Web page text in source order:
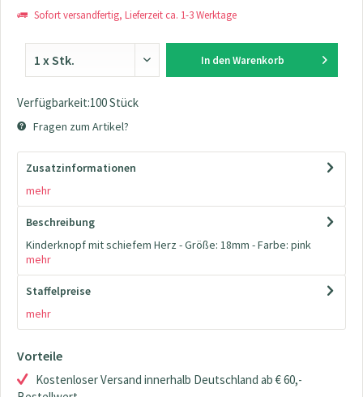
Sofort versandfertig, Lieferzeit ca. 1-3 Werktage
In den Warenkorb
Verfügbarkeit:100 Stück
Fragen zum Artikel?
Zusatzinformationen
mehr
Beschreibung
Kinderknopf mit schiefem Herz - Größe: 18mm - Farbe: pink
mehr
Staffelpreise
mehr
Vorteile
Kostenloser Versand innerhalb Deutschland ab € 60,-